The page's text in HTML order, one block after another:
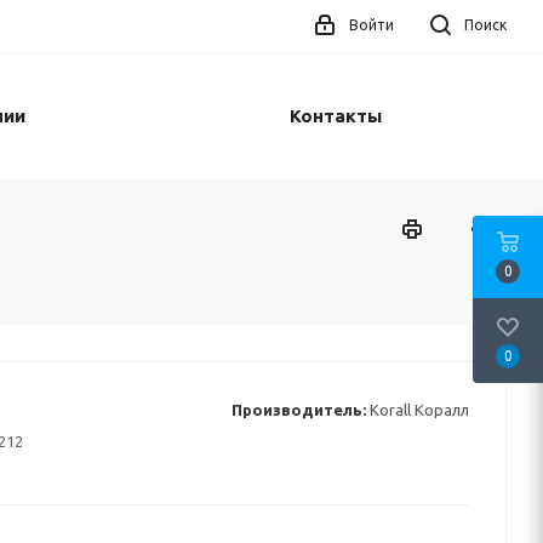
Поиск
Войти
Контакты
Производитель: Korall Коралл
0
0